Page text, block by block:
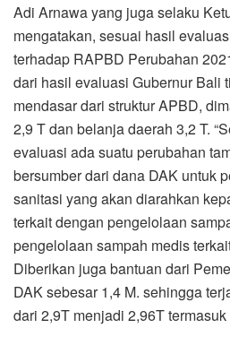
Adi Arnawa yang juga selaku
mengatakan, sesuai hasil
terhadap RAPBD Perubahan
dari hasil evaluasi Gubernur Bali
mendasar dari struktur APBD,
2,9 T dan belanja daerah 3,2 T.
evaluasi ada suatu perubahan
bersumber dari dana DAK untuk
sanitasi yang akan diarahkan
terkait dengan pengelolaan
pengelolaan sampah medis
Diberikan juga bantuan dari
DAK sebesar 1,4 M. sehingga
dari 2,9T menjadi 2,96T